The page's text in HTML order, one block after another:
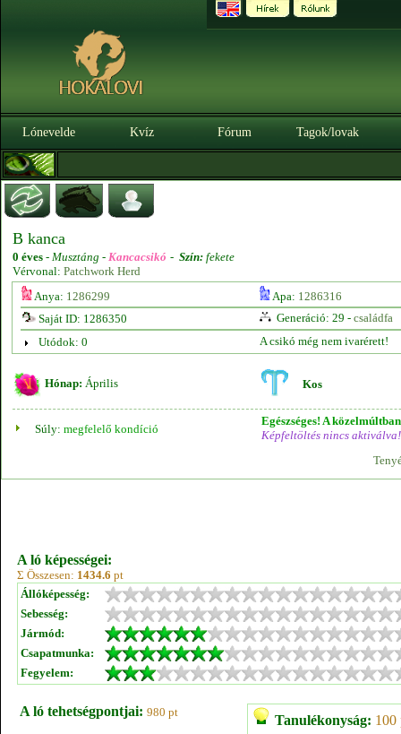
Lónevelde Kvíz Fórum Tagok/lovak
B kanca
0 éves - Musztáng - Kancacsikó - Szín: fekete
Vérvonal: Patchwork Herd
Anya: 1286299 Apa: 1286316
Saját ID: 1286350
Generáció: 29 - családfa
Utódok: 0
A csikó még nem ivarérett!
Hónap: Április Kos
Súly: megfelelő kondíció
Egészséges! A
Képfeltöltés nincs aktiválva!
A ló képességei:
Σ Összesen: 1434.6 pt
Állóképesség:
Sebesség:
Jármód:
Csapatmunka:
Fegyelem:
A ló tehetségpontjai: 980 pt
Tanulékonyság: 100